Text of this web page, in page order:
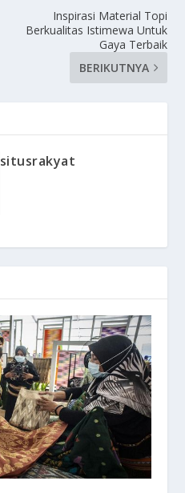
Inspirasi Material Topi
Berkualitas Istimewa Untuk
Gaya Terbaik
BERIKUTNYA
situsrakyat